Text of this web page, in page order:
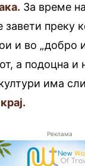
За време
преку
и во „добро
а подоцна и
има
Реклама